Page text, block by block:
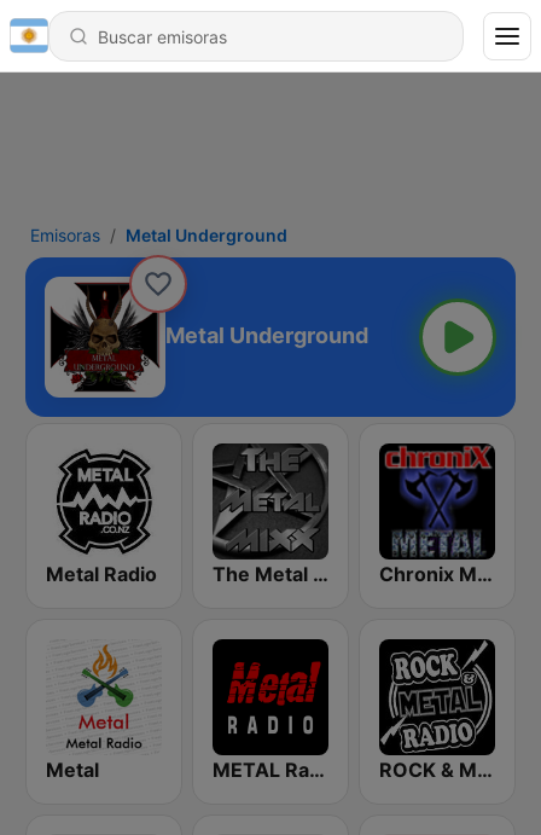
Emisoras Metal Underground
Metal Underground
Metal Radio The Metal MIXX Chronix Metal
Metal METAL Radio ROCK & METAL